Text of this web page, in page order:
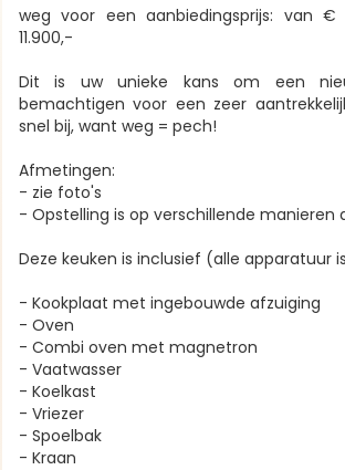
weg voor een aanbiedingsprijs: van
11.900,-
Dit is uw unieke kans om een
bemachtigen voor een zeer
snel bij, want weg = pech!
Afmetingen:
- zie foto's
- Opstelling is op verschillende manieren
Deze keuken is inclusief (alle apparatuur
- Kookplaat met ingebouwde afzuiging
- Oven
- Combi oven met magnetron
- Vaatwasser
- Koelkast
- Vriezer
- Spoelbak
- Kraan